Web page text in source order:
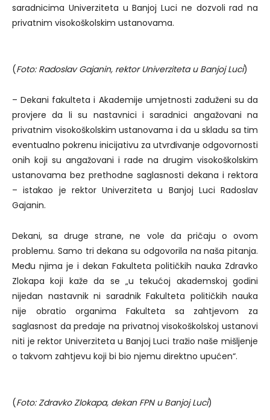
saradnicima Univerziteta u Banjoj Luci ne dozvoli rad na
privatnim visokoškolskim ustanovama.
(Foto: Radoslav Gajanin, rektor Univerziteta u Banjoj Luci)
– Dekani fakulteta i Akademije umjetnosti zaduženi su da
provjere da li su nastavnici i saradnici angažovani na
privatnim visokoškolskim ustanovama i da u skladu sa tim
eventualno pokrenu inicijativu za utvrđivanje odgovornosti
onih koji su angažovani i rade na drugim visokoškolskim
ustanovama bez prethodne saglasnosti dekana i rektora
– istakao je rektor Univerziteta u Banjoj Luci Radoslav
Gajanin.
Dekani, sa druge strane, ne vole da pričaju o ovom
problemu. Samo tri dekana su odgovorila na naša pitanja.
Među njima je i dekan Fakulteta političkih nauka Zdravko
Zlokapa koji kaže da se „u tekućoj akademskoj godini
nijedan nastavnik ni saradnik Fakulteta političkih nauka
nije obratio organima Fakulteta sa zahtjevom za
saglasnost da predaje na privatnoj visokoškolskoj ustanovi
niti je rektor Univerziteta u Banjoj Luci tražio naše mišljenje
o takvom zahtjevu koji bi bio njemu direktno upućen“.
(Foto: Zdravko Zlokapa, dekan FPN u Banjoj Luci)